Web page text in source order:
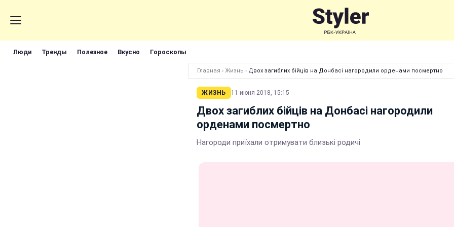
Люди Тренды Полезное Вкусно Гороскопы
Главная › Жизнь › Двох загиблих бійців на Донбасі нагородили орденами посмертно
ЖИЗНЬ 11 июня 2018, 15:15
Двох загиблих бійців на Донбасі нагородили
орденами посмертно
Нагороди приїхали отримувати близькі родичі